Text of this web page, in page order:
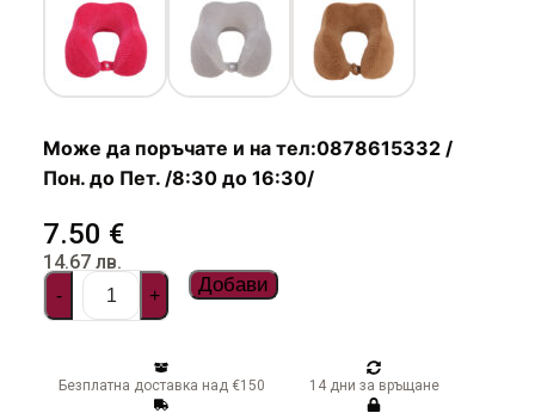
Чадъри
Може да поръчате и на тел:0878615332 /
Пон. до Пет. /8:30 до 16:30/
7.50 €
14.67 лв.
- + Добави
Безплатна доставка над €150 14 дни за връщане